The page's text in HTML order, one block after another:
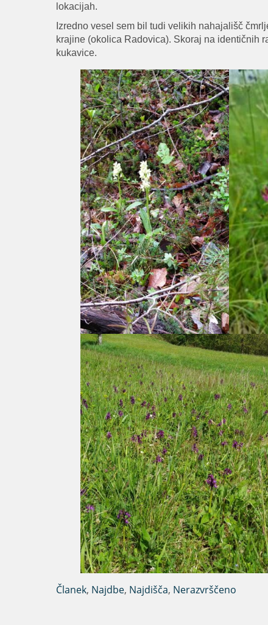
lokacijah.
Izredno vesel sem bil tudi velikih nahajališč
krajine (okolica Radovica). Skoraj na identičnih
kukavice.
Članek, Najdbe, Najdišča, Nerazvrščeno